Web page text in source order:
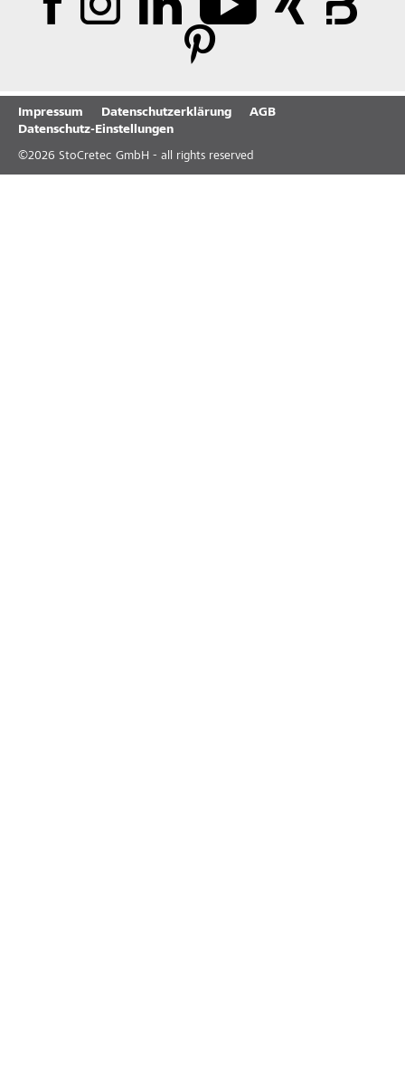
Impressum Datenschutzerklärung
AGB
Datenschutz-Einstellungen
©2026 StoCretec GmbH - all rights reserved